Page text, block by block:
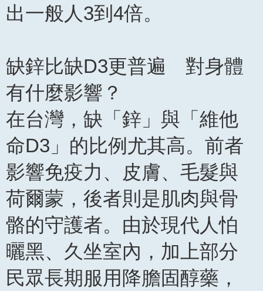
出一般人3到4倍。
缺鋅比缺D3更普遍 對身體
有什麼影響？
在台灣，缺「鋅」與「維他
命D3」的比例尤其高。前者
影響免疫力、皮膚、毛髮與
荷爾蒙，後者則是肌肉與骨
骼的守護者。由於現代人怕
曬黑、久坐室內，加上部分
民眾長期服用降膽固醇藥，